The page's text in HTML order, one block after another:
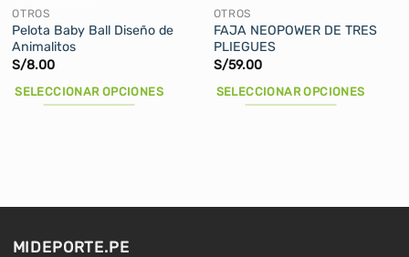
OTROS
Pelota Baby Ball Diseño de
Animalitos
S/8.00
SELECCIONAR OPCIONES
OTROS
FAJA NEOPOWER DE TRES
PLIEGUES
S/59.00
SELECCIONAR OPCIONES
MIDEPORTE.PE